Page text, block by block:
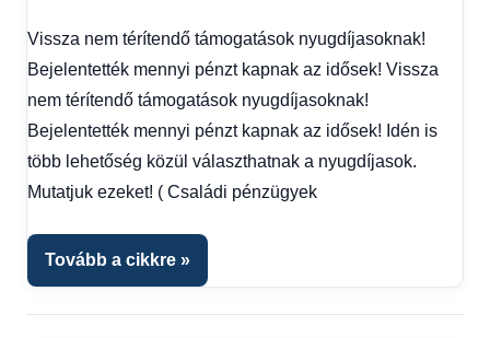
hírek,
Gazdaság,
Hírek,
kézből,
Hitel
Vissza nem térítendő támogatások nyugdíjasoknak!
Bejelentették mennyi pénzt kapnak az idősek! Vissza
nem térítendő támogatások nyugdíjasoknak!
Bejelentették mennyi pénzt kapnak az idősek! Idén is
több lehetőség közül választhatnak a nyugdíjasok.
Mutatjuk ezeket! ( Családi pénzügyek
Tovább a cikkre